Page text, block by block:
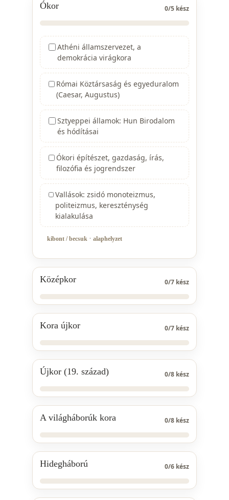
Ókor 0/5 kész
Athéni államszervezet, a
demokrácia virágkora
Római Köztársaság és egyeduralom
(Caesar, Augustus)
Sztyeppei államok: Hun Birodalom
és hódításai
Ókori építészet, gazdaság, írás,
filozófia és jogrendszer
Vallások: zsidó monoteizmus,
politeizmus, kereszténység
kialakulása
kibont / becsuk· alaphelyzet
Középkor 0/7 kész
Kora újkor 0/7 kész
Újkor (19. század) 0/8 kész
A világháborúk kora 0/8 kész
Hidegháború 0/6 kész